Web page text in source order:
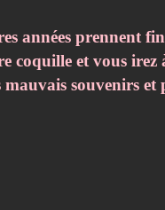
années prennent
coquille et vous
souvenirs et